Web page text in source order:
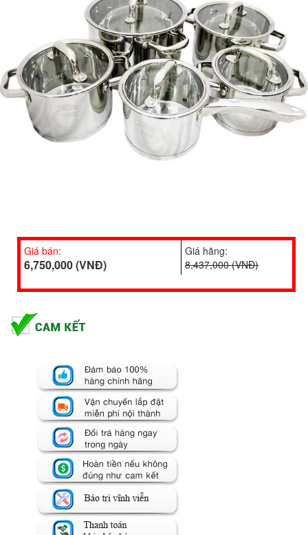
Giá bán:
6,750,000 (VNĐ)
Giá hãng:
8,437,000 (VNĐ)